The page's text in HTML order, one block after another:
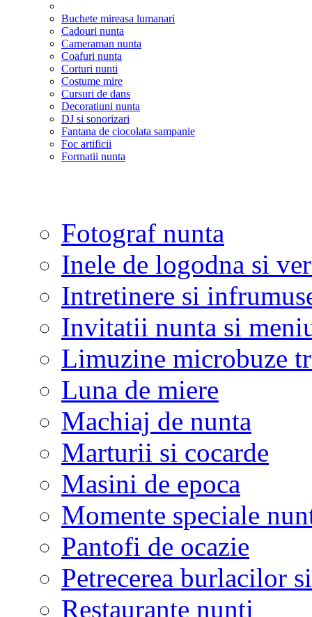
Buchete mireasa lumanari
Cadouri nunta
Cameraman nunta
Coafuri nunta
Corturi nunti
Costume mire
Cursuri de dans
Decoratiuni nunta
DJ si sonorizari
Fantana de ciocolata sampanie
Foc artificii
Formatii nunta
Fotograf nunta
Inele de logodna si
Intretinere si
Invitatii nunta si
Limuzine microbuze
Luna de miere
Machiaj de nunta
Marturii si cocarde
Masini de epoca
Momente speciale
Pantofi de ocazie
Petrecerea burlacilor
Restaurante nunti